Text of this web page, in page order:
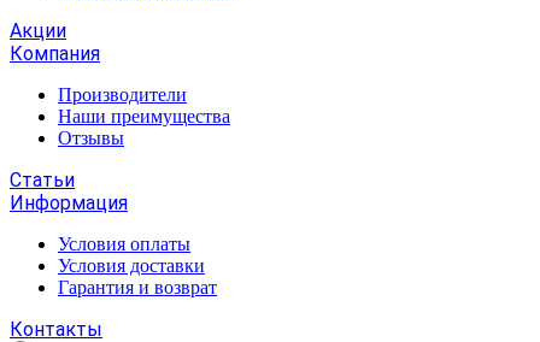
Акции
Компания
Производители
Наши преимущества
Отзывы
Статьи
Информация
Условия оплаты
Условия доставки
Гарантия и возврат
Контакты